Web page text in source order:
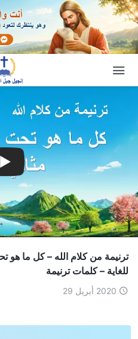
ترنيمة من كلام الله – كل ما هو
للغاية – كلمات ترنيمة
2020 أبريل 29